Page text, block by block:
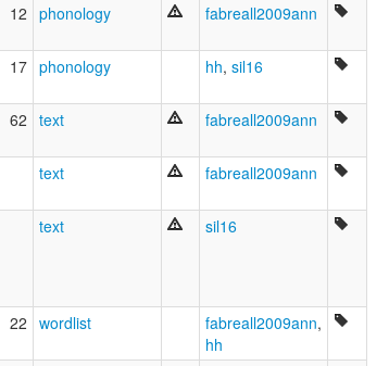
12 phonology fabreall2009ann
17 phonology hh, sil16
62 text fabreall2009ann
text fabreall2009ann
text sil16
22 wordlist fabreall2009ann,
hh